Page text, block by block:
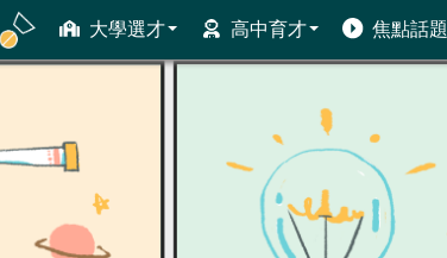
大學選才 高中育才 焦點話題